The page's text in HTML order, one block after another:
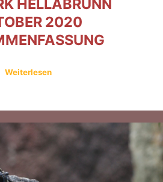
HELLABRUNN
2020
Weiterlesen